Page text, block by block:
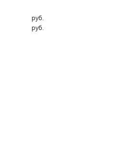
руб.
руб.